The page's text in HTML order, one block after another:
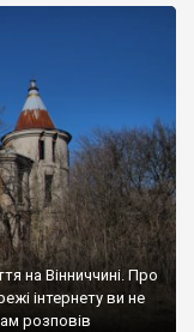
на Вінниччині. Про
інтернету ви не
розповів